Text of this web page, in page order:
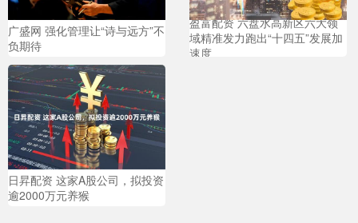
广盛网 强化管理让“诗与远方”不
负期待
盈富配资 六盘水高新区六大领
域精准发力跑出“十四五”发展加
速度
日昇配资 这家A股公司，拟投资
逾2000万元养猴